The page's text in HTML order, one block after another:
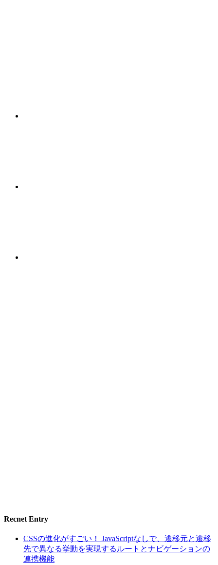
Recnet Entry
CSSの進化がすごい！ JavaScriptなしで、遷移元と遷移
先で異なる挙動を実現するルートとナビゲーションの
連携機能